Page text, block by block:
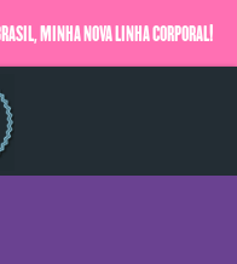
MINHA NOVA LINHA CORPORAL!